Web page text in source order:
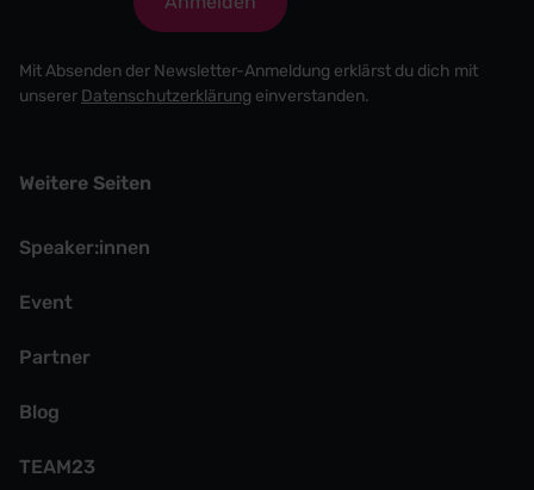
Mit Absenden der Newsletter-Anmeldung erklärst du dich mit
unserer Datenschutzerklärung einverstanden.
Weitere Seiten
Speaker:innen
Event
Partner
Blog
TEAM23